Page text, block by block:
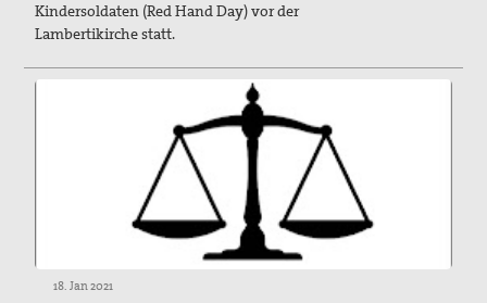
Kindersoldaten (Red Hand Day) vor der
Lambertikirche statt.
18. Jan 2021